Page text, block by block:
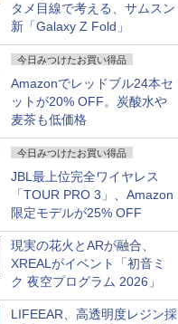
タメ目線で考える、サムスン
新「Galaxy Z Fold」
今日みつけたお買い得品
Amazonでレッドブル24本セ
ットが20% OFF。炭酸水や
麦茶も低価格
今日みつけたお買い得品
JBL最上位完全ワイヤレス
「TOUR PRO 3」、Amazon
限定モデルが25% OFF
現実の花火とARが融合、
XREALがイベント「初音ミ
ク 夜空プログラム 2026」
LIFEEAR、高透明度レジン採